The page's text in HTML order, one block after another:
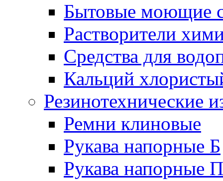
Бытовые моющие
Растворители
Средства для
Кальций
Резинотехнические
Ремни клиновые
Рукава напорные Б
Рукава напорные П